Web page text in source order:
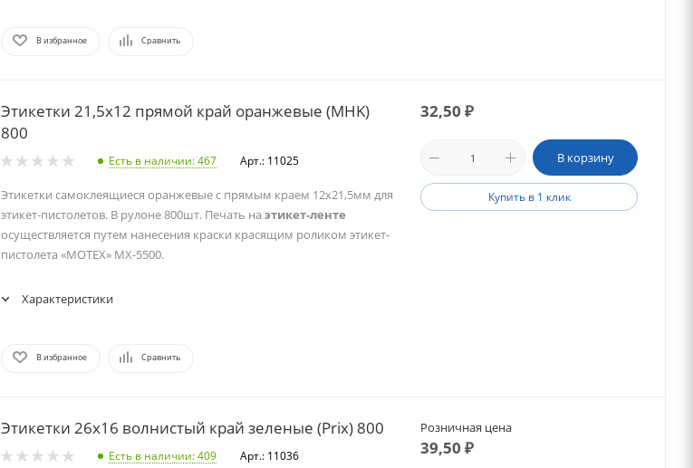
В избранное Сравнить
Этикетки 21,5х12 прямой край оранжевые (MHK)
800
Есть в наличии: 467 Арт.: 11025
Этикетки самоклеящиеся оранжевые с прямым краем 12х21,5мм для
этикет-пистолетов. В рулоне 800шт. Печать на этикет-ленте
осуществляется путем нанесения краски красящим роликом этикет-
пистолета «MOTEX» МХ-5500.
Характеристики
В избранное Сравнить
32,50 ₽
В корзину
Купить в 1 клик
Этикетки 26х16 волнистый край зеленые (Prix) 800
Есть в наличии: 409 Арт.: 11036
Розничная цена
39,50 ₽